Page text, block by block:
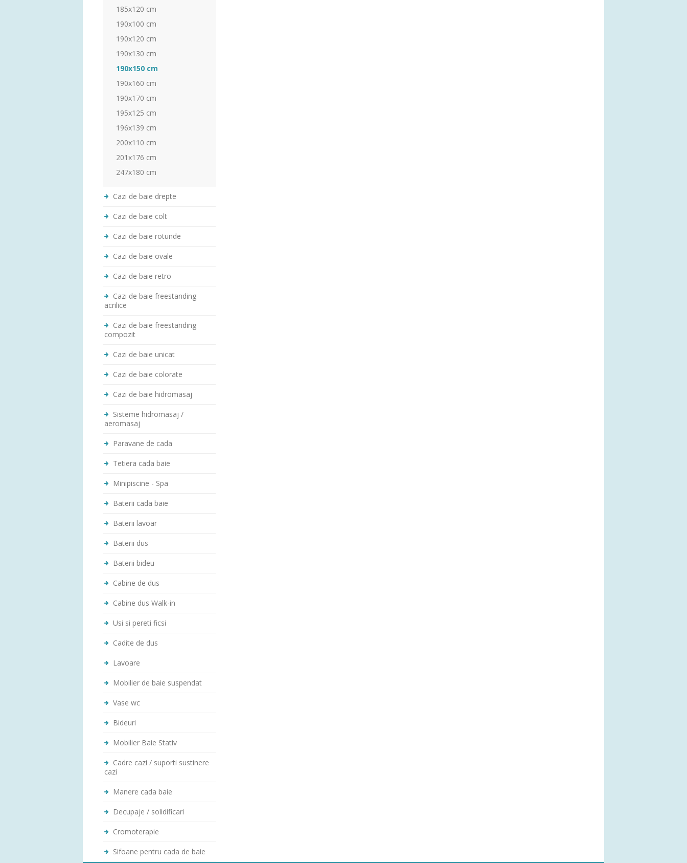
185x120 cm
190x100 cm
190x120 cm
190x130 cm
190x150 cm
190x160 cm
190x170 cm
195x125 cm
196x139 cm
200x110 cm
201x176 cm
247x180 cm
Cazi de baie drepte
Cazi de baie colt
Cazi de baie rotunde
Cazi de baie ovale
Cazi de baie retro
Cazi de baie freestanding
acrilice
Cazi de baie freestanding
compozit
Cazi de baie unicat
Cazi de baie colorate
Cazi de baie hidromasaj
Sisteme hidromasaj /
aeromasaj
Paravane de cada
Tetiera cada baie
Minipiscine - Spa
Baterii cada baie
Baterii lavoar
Baterii dus
Baterii bideu
Cabine de dus
Cabine dus Walk-in
Usi si pereti ficsi
Cadite de dus
Lavoare
Mobilier de baie suspendat
Vase wc
Bideuri
Mobilier Baie Stativ
Cadre cazi / suporti sustinere
cazi
Manere cada baie
Decupaje / solidificari
Cromoterapie
Sifoane pentru cada de baie